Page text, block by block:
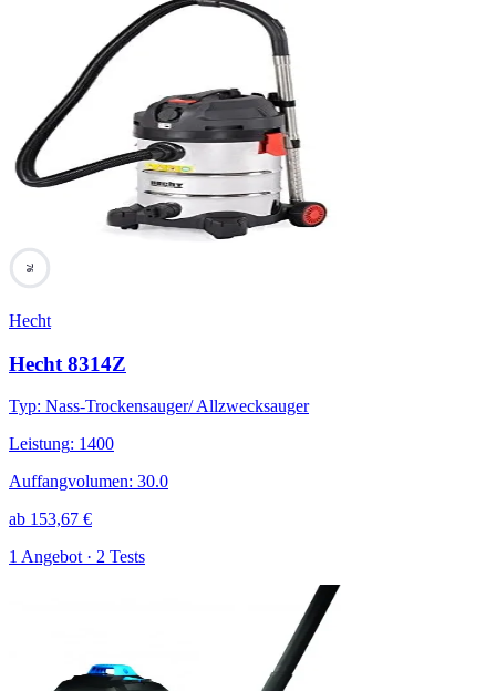
76
Hecht
Hecht 8314Z
Typ: Nass-Trockensauger/ Allzwecksauger
Leistung: 1400
Auffangvolumen: 30.0
ab 153,67 €
1 Angebot · 2 Tests